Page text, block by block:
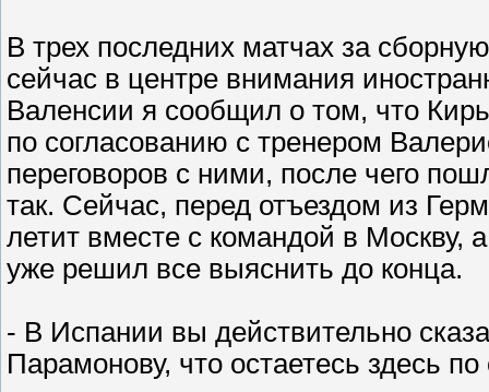
В трех последних матчах за
сейчас в центре внимания
Валенсии я сообщил о том, что
по согласованию с тренером
переговоров с ними, после чего
так. Сейчас, перед отъездом из
летит вместе с командой в Москву,
уже решил все выяснить до конца.
- В Испании вы действительно
Парамонову, что остаетесь здесь